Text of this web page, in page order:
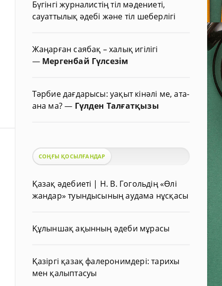
Бүгінгі журналистің тіл мәдениеті,
сауаттылық әдебі және тіл шеберлігі
Жаңарған саябақ – халық игілігі
— Мергенбай Гүлсезім
Тәрбие дағдарысы: уақыт кінәлі ме, ата-
ана ма?— Гүлден Талғатқызы
СОҢҒЫ ҚОСЫЛҒАНДАР
Қазақ әдебиеті | Н. В. Гогольдің «Өлі
жандар» туындысының аудама нұсқасы
Құлыншақ ақынның әдеби мұрасы
Қазіргі қазақ фалеронимдері: тарихы
мен қалыптасуы